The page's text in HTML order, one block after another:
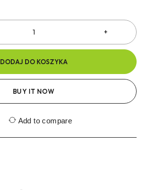
DODAJ DO KOSZYKA
BUY IT NOW
Add to compare